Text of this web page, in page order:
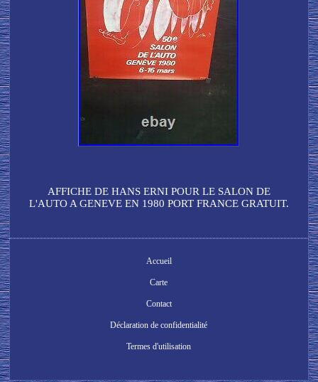
AFFICHE DE HANS ERNI POUR LE SALON DE
L'AUTO A GENEVE EN 1980 PORT FRANCE GRATUIT.
Accueil
Carte
Contact
Déclaration de confidentialité
Termes d'utilisation